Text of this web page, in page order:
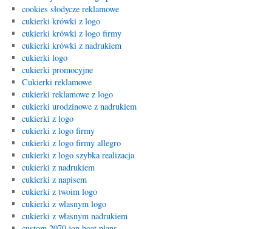
cookies słodycze reklamowe
cukierki krówki z logo
cukierki krówki z logo firmy
cukierki krówki z nadrukiem
cukierki logo
cukierki promocyjne
Cukierki reklamowe
cukierki reklamowe z logo
cukierki urodzinowe z nadrukiem
cukierki z logo
cukierki z logo firmy
cukierki z logo firmy allegro
cukierki z logo szybka realizacja
cukierki z nadrukiem
cukierki z napisem
cukierki z twoim logo
cukierki z wlasnym logo
cukierki z własnym nadrukiem